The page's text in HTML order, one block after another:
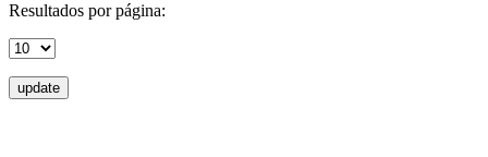
Resultados por página:
update